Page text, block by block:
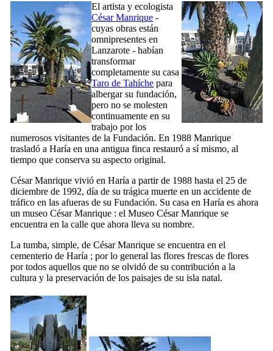
El artista y ecologista
César Manrique -
cuyas obras están
omnipresentes en
Lanzarote - habían
transformar
completamente su casa
Taro de Tahíche para
albergar su fundación,
pero no se molesten
continuamente en su
trabajo por los
numerosos visitantes de la Fundación. En 1988 Manrique
trasladó a Haría en una antigua finca restauró a sí mismo, al
tiempo que conserva su aspecto original.
César Manrique vivió en Haría a partir de 1988 hasta el 25 de
diciembre de 1992, día de su trágica muerte en un accidente de
tráfico en las afueras de su Fundación. Su casa en Haría es ahora
un museo César Manrique : el Museo César Manrique se
encuentra en la calle que ahora lleva su nombre.
La tumba, simple, de César Manrique se encuentra en el
cementerio de Haría ; por lo general las flores frescas de flores
por todos aquellos que no se olvidó de su contribución a la
cultura y la preservación de los paisajes de su isla natal.